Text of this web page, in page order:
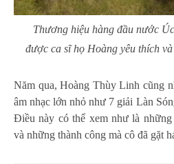
Thương hiệu hàng đầu nước
được ca sĩ họ Hoàng yêu thích
Năm qua, Hoàng Thùy Linh cũng
âm nhạc lớn nhỏ như 7 giải Làn
Điều này có thể xem như là
và những thành công mà cô đã gặt